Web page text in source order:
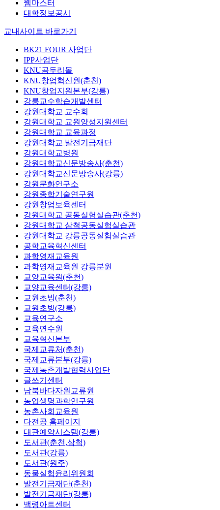
웹마스터
대학정보공시
교내사이트 바로가기
BK21 FOUR 사업단
IPP사업단
KNU곰두리몰
KNU창업혁신원(춘천)
KNU창업지원본부(강릉)
강릉교수학습개발센터
강원대학교 교수회
강원대학교 교원양성지원센터
강원대학교 교육과정
강원대학교 발전기금재단
강원대학교병원
강원대학교신문방송사(춘천)
강원대학교신문방송사(강릉)
강원문화연구소
강원종합기술연구원
강원창업보육센터
강원대학교 공동실험실습관(춘천)
강원대학교 삼척공동실험실습관
강원대학교 강릉공동실험실습관
공학교육혁신센터
과학영재교육원
과학영재교육원 강릉분원
교양교육원(춘천)
교양교육센터(강릉)
교원초빙(춘천)
교원초빙(강릉)
교육연구소
교육연수원
교육혁신본부
국제교류처(춘천)
국제교류본부(강릉)
국제농촌개발협력사업단
글쓰기센터
남북바다자원교류원
농업생명과학연구원
농촌사회교육원
다전공 홈페이지
대관예약시스템(강릉)
도서관(춘천,삼척)
도서관(강릉)
도서관(원주)
동물실험윤리위원회
발전기금재단(춘천)
발전기금재단(강릉)
백령아트센터